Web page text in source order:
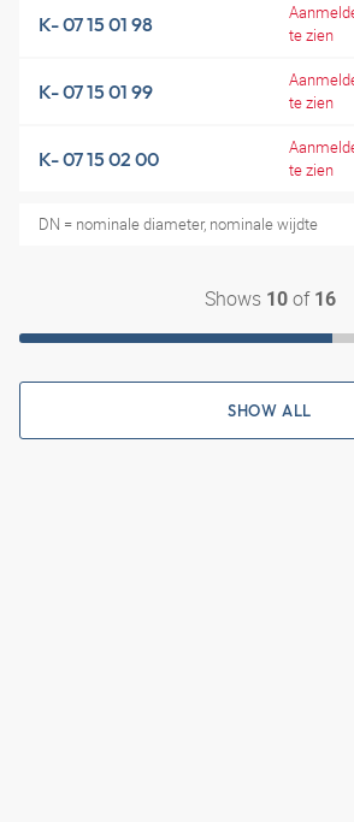
K- 07 15 01 98
te zien
K- 07 15 01 99
te zien
K- 07 15 02 00
te zien
DN = nominale diameter, nominale wijdte
Shows 10of 16
SHOW ALL